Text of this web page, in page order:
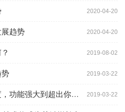
2020-04-20
2020-04-20
趋势
2019-08-02
2019-03-22
势
2019-03-22
能强大到超出你想象